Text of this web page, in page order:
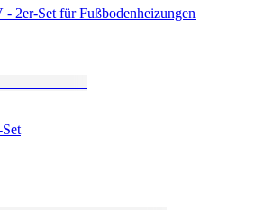
2er-Set für Fußbodenheizungen